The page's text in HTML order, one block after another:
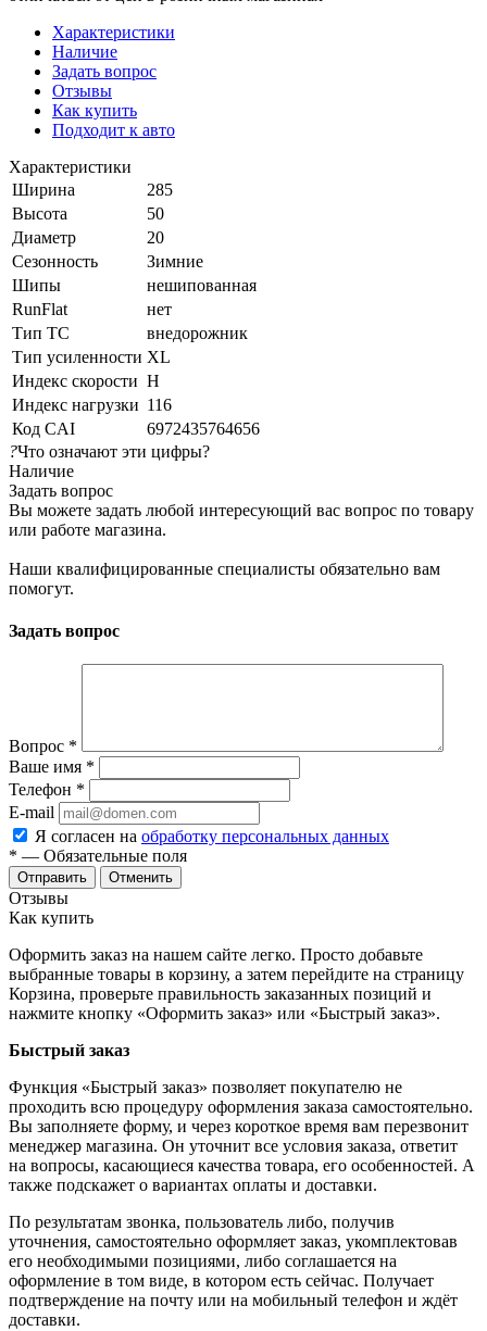
Характеристики
Наличие
Задать вопрос
Отзывы
Как купить
Подходит к авто
Характеристики
Ширина
285
Высота
50
Диаметр
20
Сезонность
Зимние
Шипы
нешипованная
RunFlat
нет
Тип ТС
внедорожник
Тип усиленности XL
Индекс скорости H
Индекс нагрузки 116
Код CAI
6972435764656
?Что означают эти цифры?
Наличие
Задать вопрос
Вы можете задать любой интересующий вас вопрос по товару
или работе магазина.
Наши квалифицированные специалисты обязательно вам
помогут.
Задать вопрос
Вопрос *
Ваше имя *
Телефон *
E-mail
Я согласен на обработку персональных данных
* — Обязательные поля
Отменить
Отзывы
Как купить
Оформить заказ на нашем сайте легко. Просто добавьте
выбранные товары в корзину, а затем перейдите на страницу
Корзина, проверьте правильность заказанных позиций и
нажмите кнопку «Оформить заказ» или «Быстрый заказ».
Быстрый заказ
Функция «Быстрый заказ» позволяет покупателю не
проходить всю процедуру оформления заказа самостоятельно.
Вы заполняете форму, и через короткое время вам перезвонит
менеджер магазина. Он уточнит все условия заказа, ответит
на вопросы, касающиеся качества товара, его особенностей. А
также подскажет о вариантах оплаты и доставки.
По результатам звонка, пользователь либо, получив
уточнения, самостоятельно оформляет заказ, укомплектовав
его необходимыми позициями, либо соглашается на
оформление в том виде, в котором есть сейчас. Получает
подтверждение на почту или на мобильный телефон и ждёт
доставки.